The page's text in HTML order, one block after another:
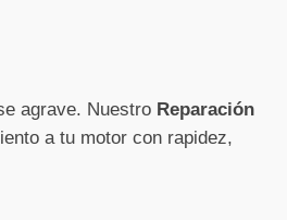
agrave. Nuestro Reparación
a tu motor con rapidez,